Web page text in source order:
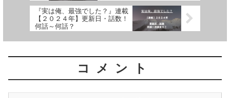
『実は俺、最強でした？』連載
【２０２４年】更新日・話数！
何話～何話？
コメント